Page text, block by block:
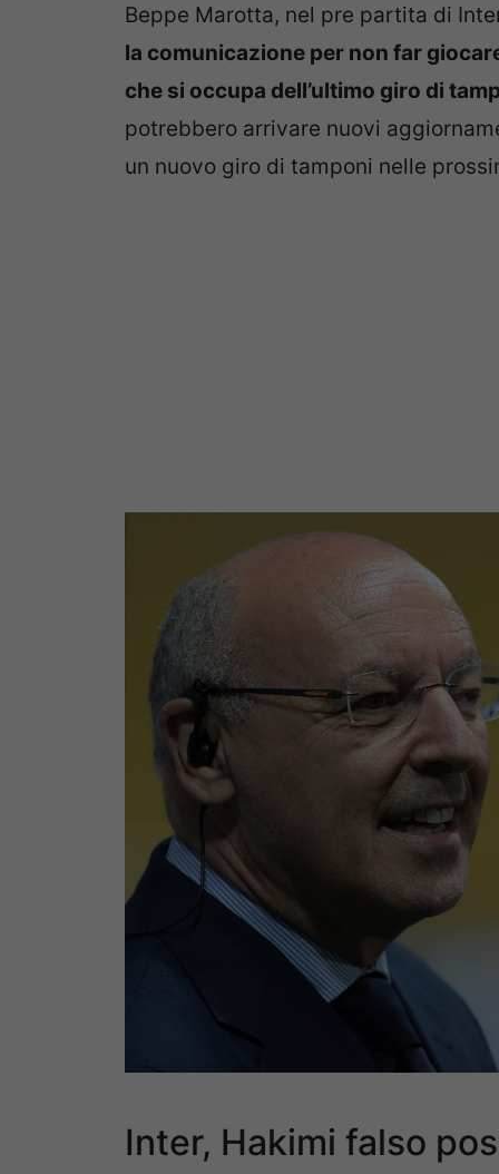
Beppe Marotta, nel pre partita di
la comunicazione per non far
che si occupa dell’ultimo giro di
potrebbero arrivare nuovi
un nuovo giro di tamponi nelle
Inter, Hakimi falso